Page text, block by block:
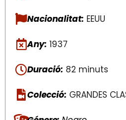
Nacionalitat: EEUU
Any: 1937
Duració: 82 minuts
Colecció: GRANDES